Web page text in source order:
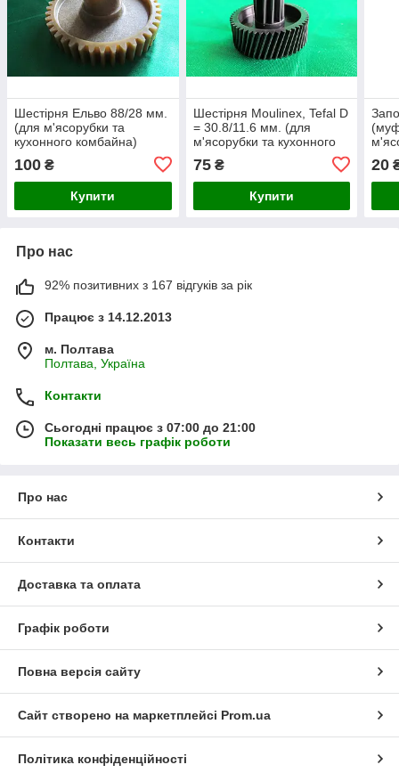
Шестірня Ельво 88/28 мм.
(для м'ясорубки та
кухонного комбайна)
100 ₴
Купити
Шестірня Moulinex, Tefal D
= 30.8/11.6 мм. (для
м'ясорубки та кухонного
Тефаль)
75₴
Купити
20
Про нас
92% позитивних з 167 відгуків за рік
Працює з 14.12.2013
м. Полтава
Полтава, Україна
Контакти
Сьогодні працює з 07:00 до 21:00
Показати весь графік роботи
Про нас
Контакти
Доставка та оплата
Графік роботи
Повна версія сайту
Сайт створено на маркетплейсі Prom.ua
Політика конфіденційності